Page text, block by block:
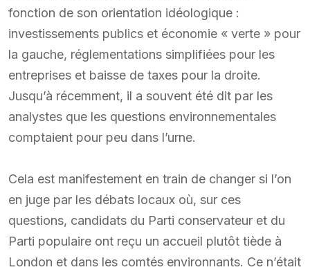
fonction de son orientation idéologique :
investissements publics et économie « verte » pour
la gauche, réglementations simplifiées pour les
entreprises et baisse de taxes pour la droite.
Jusqu’à récemment, il a souvent été dit par les
analystes que les questions environnementales
comptaient pour peu dans l’urne.
Cela est manifestement en train de changer si l’on
en juge par les débats locaux où, sur ces
questions, candidats du Parti conservateur et du
Parti populaire ont reçu un accueil plutôt tiède à
London et dans les comtés environnants. Ce n’était